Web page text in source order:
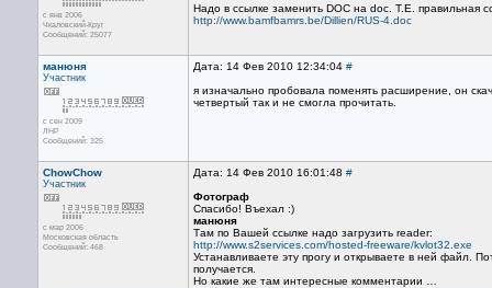
с янв 2006
Чкаловский-Круг
Сообщений: 25077
Надо в ссылке заменить DOC на doc. Т.Е. правильная
http://www.bamfbamrs.be/Dillien/RUS-4.doc
манюня
Участник
с сен 2009
ЛНР
Сообщений: 325
Дата: 14 Фев 2010 12:34:04 #
я изначально пробовала поменять расширение, он
четвертый так и не смогла прочитать.
ChowChow
Участник
с мар 2006
Московская область
Сообщений: 468
Дата: 14 Фев 2010 16:01:48 #
Фотограф
Спасибо! Въехал :)
манюня
Там по Вашей ссылке надо загрузить reader:
http://www.s2services.com/hosted-freeware/kvlot32.exe
Устанавливаете эту прогу и открываете в ней файл.
получается.
Но какие же там интересные комментарии …